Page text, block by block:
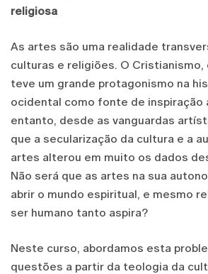
religiosa
As artes são uma realidade
culturas e religiões. O Cristianismo,
teve um grande protagonismo na
ocidental como fonte de inspiração
entanto, desde as vanguardas
que a secularização da cultura e a
artes alterou em muito os dados
Não será que as artes na sua
abrir o mundo espiritual, e mesmo
ser humano tanto aspira?
Neste curso, abordamos esta
questões a partir da teologia da